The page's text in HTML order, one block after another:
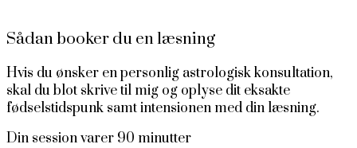
Sådan booker du en læsning
Hvis du ønsker en personlig astrologisk konsultation,
skal du blot skrive til mig og oplyse dit eksakte
fødselstidspunk samt intensionen med din læsning.
Din session varer 90 minutter